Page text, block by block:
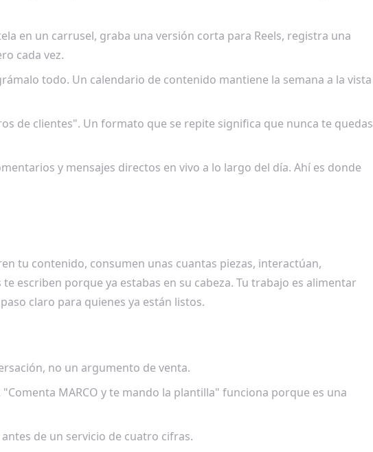
en un carrusel, graba una versión corta para Reels, registra una
cada vez.
todo. Un calendario de contenido mantiene la semana a la vista
de clientes". Un formato que se repite significa que nunca te quedas
y mensajes directos en vivo a lo largo del día. Ahí es donde
tu contenido, consumen unas cuantas piezas, interactúan,
escriben porque ya estabas en su cabeza. Tu trabajo es alimentar
claro para quienes ya están listos.
no un argumento de venta.
MARCO y te mando la plantilla" funciona porque es una
de un servicio de cuatro cifras.